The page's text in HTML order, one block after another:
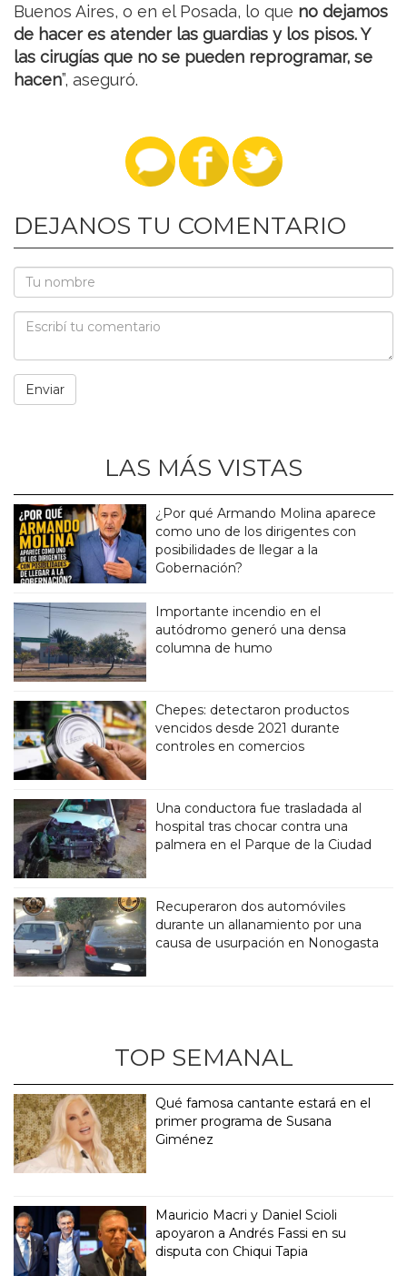
Buenos Aires, o en el Posada, lo que no dejamos
de hacer es atender las guardias y los pisos. Y
las cirugías que no se pueden reprogramar, se
hacen”, aseguró.
DEJANOS TU COMENTARIO
LAS MÁS VISTAS
¿Por qué Armando Molina aparece
como uno de los dirigentes con
posibilidades de llegar a la
Gobernación?
Importante incendio en el
autódromo generó una densa
columna de humo
Chepes: detectaron productos
vencidos desde 2021 durante
controles en comercios
Una conductora fue trasladada al
hospital tras chocar contra una
palmera en el Parque de la Ciudad
Recuperaron dos automóviles
durante un allanamiento por una
causa de usurpación en Nonogasta
TOP SEMANAL
Qué famosa cantante estará en el
primer programa de Susana
Giménez
Mauricio Macri y Daniel Scioli
apoyaron a Andrés Fassi en su
disputa con Chiqui Tapia